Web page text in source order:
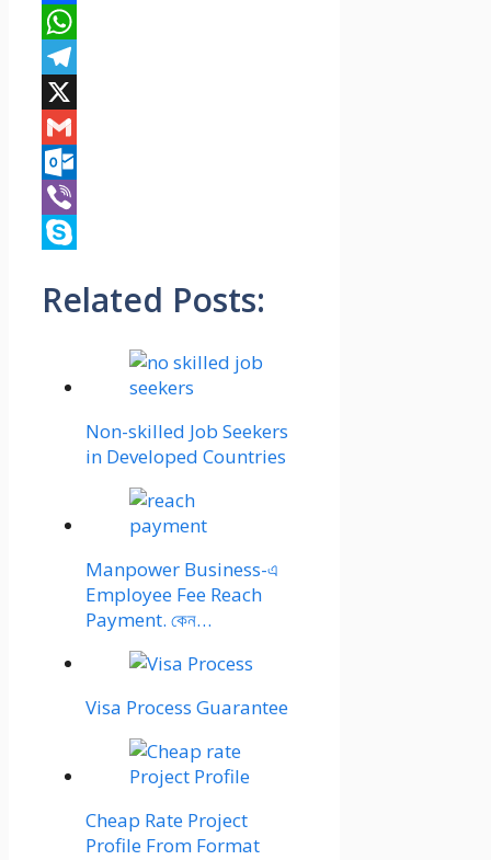
Facebook
WhatsApp
Telegram
X
Gmail
Outlook.com
Viber
Related Posts:
Non-skilled Job Seekers
in Developed Countries
Manpower Business-এ
Employee Fee Reach
Payment. কেন…
Visa Process Guarantee
Cheap Rate Project
Profile From Format